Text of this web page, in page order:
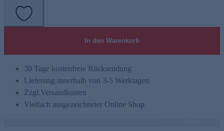
In den Warenkorb
30 Tage kostenfreie Rücksendung
Lieferung innerhalb von 3-5 Werktagen
Zzgl.Versandkosten
Vielfach ausgezeichneter Online Shop